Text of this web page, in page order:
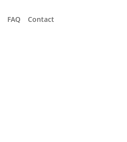
FAQ Contact